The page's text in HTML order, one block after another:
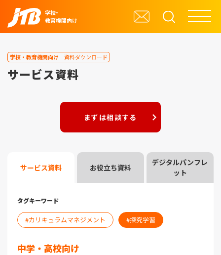
学校・
教育機関向け
学校・教育機関向け 資料ダウンロード
サービス資料
まずは相談する
サービス資料 お役立ち資料
デジタルパンフレ
ット
タグキーワード
カリキュラムマネジメント 探究学習
中学・⾼校向け